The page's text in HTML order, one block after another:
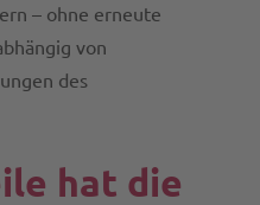
– ohne erneute
von
des
hat die